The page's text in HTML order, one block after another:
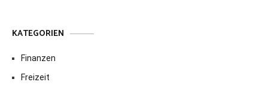
KATEGORIEN
Finanzen
Freizeit